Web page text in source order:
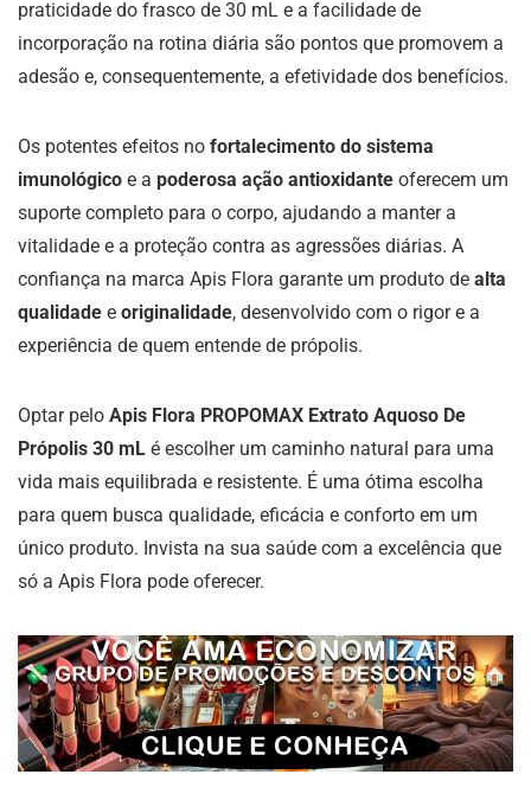
praticidade do frasco de 30 mL e a facilidade de
incorporação na rotina diária são pontos que promovem a
adesão e, consequentemente, a efetividade dos benefícios.
Os potentes efeitos no fortalecimento do sistema
imunológico e a poderosa ação antioxidante oferecem um
suporte completo para o corpo, ajudando a manter a
vitalidade e a proteção contra as agressões diárias. A
confiança na marca Apis Flora garante um produto de alta
qualidade e originalidade, desenvolvido com o rigor e a
experiência de quem entende de própolis.
Optar pelo Apis Flora PROPOMAX Extrato Aquoso De
Própolis 30 mL é escolher um caminho natural para uma
vida mais equilibrada e resistente. É uma ótima escolha
para quem busca qualidade, eficácia e conforto em um
único produto. Invista na sua saúde com a excelência que
só a Apis Flora pode oferecer.